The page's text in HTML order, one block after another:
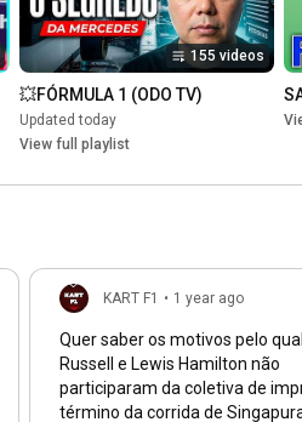
155 videos
💥FÓRMULA 1 (ODO TV)
Updated today
View full playlist
KART F1 • 1 year ago
Quer saber os motivos pelo
Russell e Lewis Hamilton não
participaram da coletiva de
término da corrida de Singapura? Na